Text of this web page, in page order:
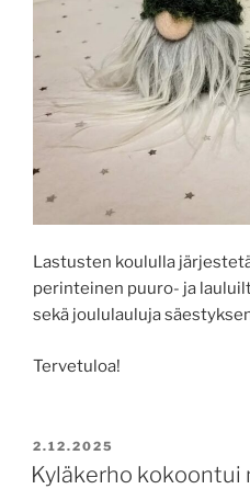
Lastusten koululla
perinteinen puuro- ja
sekä joululauluja
Tervetuloa!
JULKAISTU
2.12.2025
Kyläkerho kokoontui